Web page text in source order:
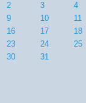
2 3 4
9 10 11
16 17 18
23 24 25
30 31